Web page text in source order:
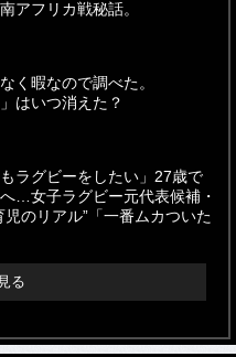
アフリカ戦秘話。
く暇なので調べた。
はいつ消えた？
もラグビーをしたい」27歳で
…女子ラグビー元代表候補・
児のリアル”「一番ムカついた
る